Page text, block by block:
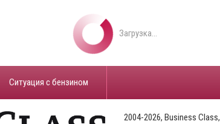
Загрузка...
​Ситуация с бензином
2004-2026, Business Class,